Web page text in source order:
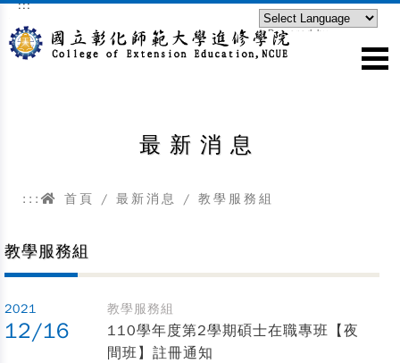
跳到主要內容區塊
:::
Powered by
最新消息
::: 首頁 / 最新消息 / 教學服務組
教學服務組
2021
12/16
教學服務組
110學年度第2學期碩士在職專班【夜
間班】註冊通知